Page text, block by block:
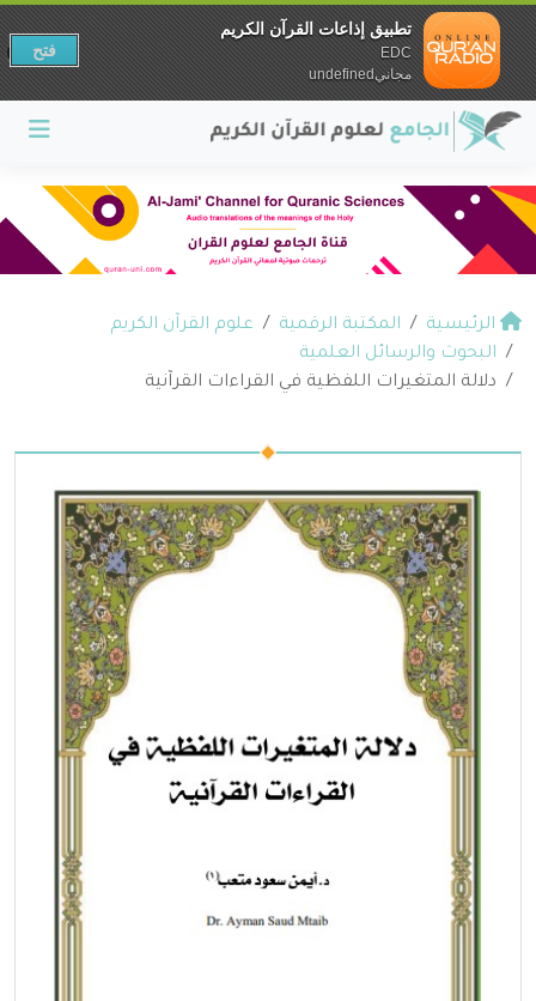
الرئيسية المكتبة الرقمية
علوم القرآن الكريم
البحوث والرسائل العلمية
دلالة المتغيرات اللفظية في القراءات القرآنية
تطبيق إذاعات القرآن الكريم
EDC
مجانيundefined
فتح